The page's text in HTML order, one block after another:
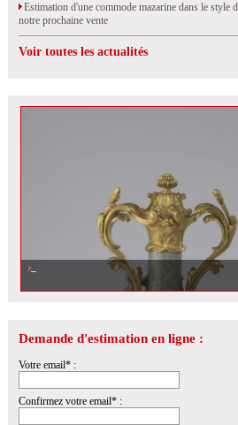
Estimation d'une commode mazarine dans le style
notre prochaine vente
Voir toutes les actualités
Demande d'estimation en ligne :
Votre email* :
Confirmez votre email* :